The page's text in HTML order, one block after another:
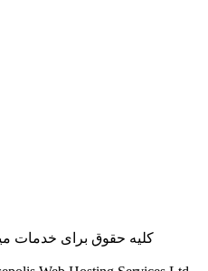
کلیه حقوق برای خدمات